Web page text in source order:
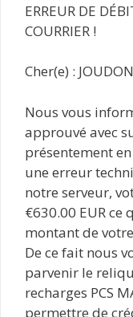
ERREUR DE
COURRIER !
Cher(e) :
Nous vous
approuvé avec
présentement
une erreur
notre serveur,
€630.00 EUR ce
montant de
De ce fait nous
parvenir le
recharges PCS
permettre de